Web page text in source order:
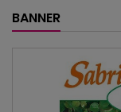
BANNER